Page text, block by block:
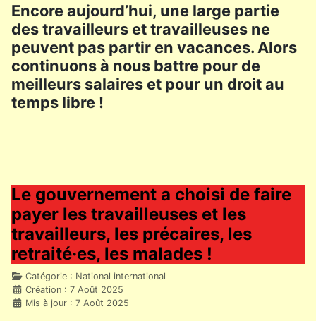
Encore aujourd’hui, une large partie
des travailleurs et travailleuses ne
peuvent pas partir en vacances. Alors
continuons à nous battre pour de
meilleurs salaires et pour un droit au
temps libre !
Le gouvernement a choisi de faire
payer les travailleuses et les
travailleurs, les précaires, les
retraité·es, les malades !
DétailsCatégorie : National international
Création : 7 Août 2025
Mis à jour : 7 Août 2025